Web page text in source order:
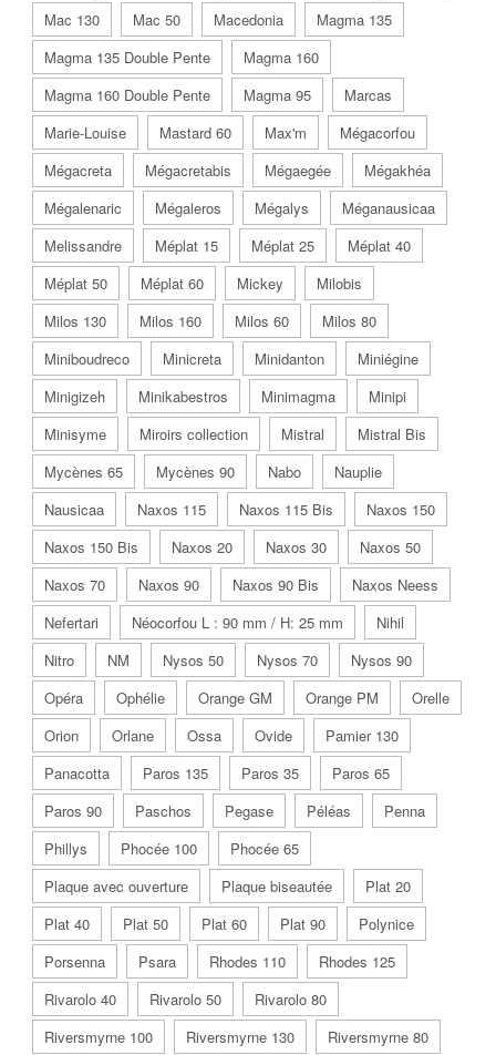
Mac 130
Mac 50 Macedonia
Magma 135
Magma 135 Double Pente
Magma 160
Magma 160 Double Pente
Magma 95
Marcas
Marie-Louise
Mastard 60 Max'm
Mégacorfou
Mégacreta
Mégacretabis Mégaegée
Mégakhéa
Mégalenaric
Mégaleros Mégalys
Méganausicaa
Melissandre
Méplat 15 Méplat 25
Méplat 40
Méplat 50
Méplat 60 Mickey
Milobis
Milos 130
Milos 160 Milos 60
Milos 80
Miniboudreco
Minicreta Minidanton
Miniégine
Minigizeh
Minikabestros Minimagma
Minipi
Minisyme
Miroirs collection Mistral
Mistral Bis
Mycènes 65
Mycènes 90 Nabo
Nauplie
Nausicaa
Naxos 115 Naxos 115 Bis
Naxos 150
Naxos 150 Bis
Naxos 20 Naxos 30
Naxos 50
Naxos 70
Naxos 90 Naxos 90 Bis
Naxos Neess
Nefertari
Néocorfou L : 90 mm / H: 25 mm
Nihil
Nitro
NM Nysos 50 Nysos 70
Nysos 90
Opéra
Ophélie Orange GM Orange PM
Orelle
Orion
Orlane Ossa Ovide
Pamier 130
Panacotta
Paros 135 Paros 35
Paros 65
Paros 90
Paschos Pegase Péléas
Penna
Phillys
Phocée 100
Phocée 65
Plaque avec ouverture
Plaque biseautée
Plat 20
Plat 40
Plat 50 Plat 60 Plat 90
Polynice
Porsenna
Psara Rhodes 110
Rhodes 125
Rivarolo 40
Rivarolo 50
Rivarolo 80
Riversmyrne 100
Riversmyrne 130
Riversmyrne 80